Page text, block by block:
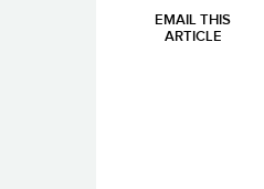
EMAIL THIS
ARTICLE